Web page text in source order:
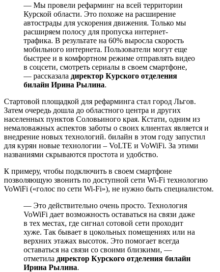
— Мы провели рефарминг на всей территории
Курской области. Это похоже на расширение
автострады для ускорения движения. Только мы
расширяем полосу для пропуска интернет-
трафика. В результате на 60% выросла скорость
мобильного интернета. Пользователи могут еще
быстрее и в комфортном режиме отправлять видео
в соцсети, смотреть сериалы в своем смартфоне,
— рассказала директор Курского отделения
билайн Ирина Рылина.
Стартовой площадкой для рефарминга стал город Льгов.
Затем очередь дошла до областного центра и других
населенных пунктов Соловьиного края. Кстати, одним из
немаловажных аспектов заботы о своих клиентах является и
внедрение новых технологий. билайн в этом году запустил
для курян новые технологии – VoLTE и VoWiFi. За этими
названиями скрываются простота и удобство.
К примеру, чтобы подключить в своем смартфоне
позволяющую звонить по доступной сети Wi-Fi технологию
VoWiFi («голос по сети Wi-Fi»), не нужно быть специалистом.
— Это действительно очень просто. Технология
VoWiFi дает возможность оставаться на связи даже
в тех местах, где сигнал сотовой сети проходит
хуже. Так бывает в цокольных помещениях или на
верхних этажах высоток. Это помогает всегда
оставаться на связи со своими близкими, —
отметила директор Курского отделения билайн
Ирина Рылина.